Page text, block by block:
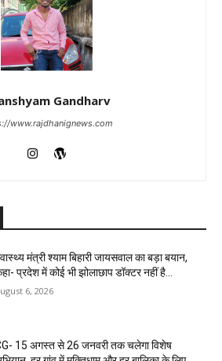
Gandharv
www.rajdhanignews.com
मंत्री श्याम बिहारी जायसवाल का बड़ा बयान,
प्रदेश में कोई भी झोलाछाप डॉक्टर नहीं है…
6, 2026
15 अगस्त से 26 जनवरी तक चलेगा विशेष